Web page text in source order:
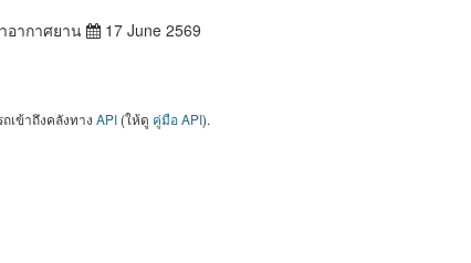
อากาศยาน 17 June 2569
เข้าถึงคลังทาง API (ให้ดู คู่มือ API).